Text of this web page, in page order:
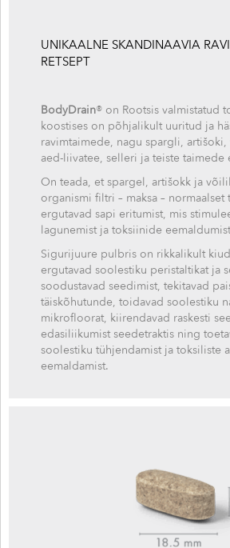
UNIKAALNE SKANDINAAVIA
RETSEPT
BodyDrain® on Rootsis valmistatud
koostises on põhjalikult uuritud ja
ravimtaimede, nagu spargli,
aed-liivatee, selleri ja teiste taimede
On teada, et spargel, artišokk ja
organismi filtri – maksa – normaalset
ergutavad sapi eritumist, mis
lagunemist ja toksiinide
Sigurijuure pulbris on rikkalikult
ergutavad soolestiku peristaltikat ja
soodustavad seedimist, tekitavad
täiskõhutunde, toidavad soolestiku
mikrofloorat, kiirendavad raskesti
edasiliikumist seedetraktis ning
soolestiku tühjendamist ja toksiliste
eemaldamist.